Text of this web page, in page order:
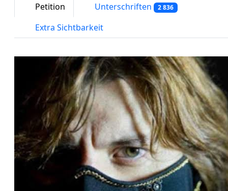
Petition Unterschriften 2 836
Extra Sichtbarkeit